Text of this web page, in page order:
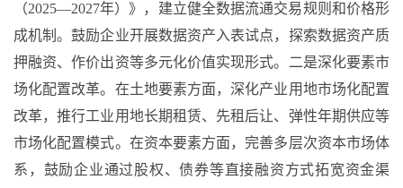
（2025—2027年）》，建立健全数据流通交易规则和价格形
成机制。鼓励企业开展数据资产入表试点，探索数据资产质
押融资、作价出资等多元化价值实现形式。二是深化要素市
场化配置改革。在土地要素方面，深化产业用地市场化配置
改革，推行工业用地长期租赁、先租后让、弹性年期供应等
市场化配置模式。在资本要素方面，完善多层次资本市场体
系，鼓励企业通过股权、债券等直接融资方式拓宽资金渠